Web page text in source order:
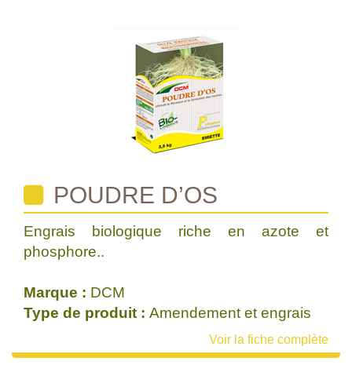
POUDRE D’OS
Engrais biologique riche en azote et
phosphore..
Marque : DCM
Type de produit : Amendement et engrais
Voir la fiche complète